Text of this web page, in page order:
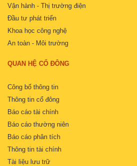
Vận hành - Thị trường điện
Đầu tư phát triển
Khoa học công nghệ
An toàn - Môi trường
QUAN HỆ CỔ ĐÔNG
Công bố thông tin
Thông tin cổ đông
Báo cáo tài chính
Báo cáo thường niên
Báo cáo phân tích
Thông tin tài chính
Tài liệu lưu trữ